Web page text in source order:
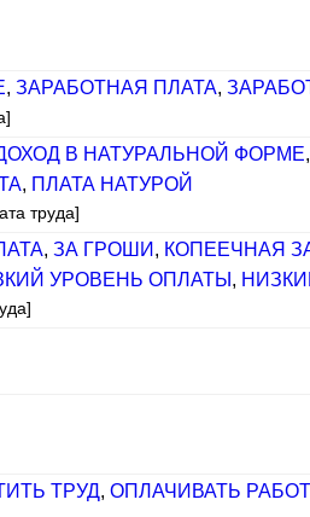
, ЗАРАБОТНАЯ ПЛАТА,
В НАТУРАЛЬНОЙ ФОРМЕ,
, ПЛАТА НАТУРОЙ
труда]
, ЗА ГРОШИ , КОПЕЕЧНАЯ
УРОВЕНЬ ОПЛАТЫ ,
ТРУД, ОПЛАЧИВАТЬ